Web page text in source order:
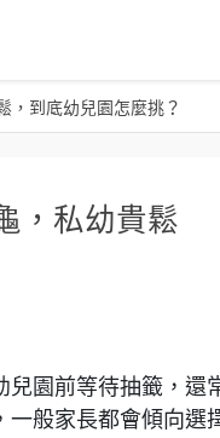
，到底幼兒園怎麼挑？
，私幼貴鬆
兒園前等待抽籤，還
一般家長都會傾向選